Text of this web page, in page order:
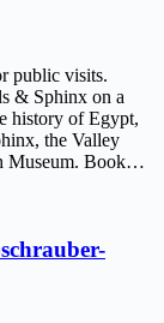
public visits.
& Sphinx on a
history of Egypt,
the Valley
Museum. Book…